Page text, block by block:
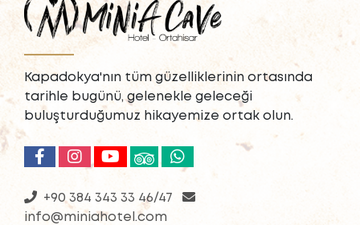
Kapadokya'nın tüm güzelliklerinin ortasında
tarihle bugünü, gelenekle geleceği
buluşturduğumuz hikayemize ortak olun.
+90 384 343 33 46/47
info@miniahotel.com